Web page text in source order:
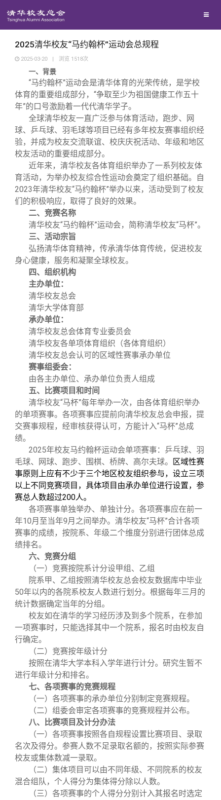
西南联大校友会
义工计划
新媒体平台
青春风采
校友讲坛
校友视界
信息化服务
实用信息
总会简介
总会章程
理事会名单
制度法规
联系我们
关闭
2025清华校友“马约翰杯”运动会总规程
2025-03-20 | 浏览 1518次
一、背景
“马约翰杯”运动会是清华体育的光荣传统，是学校
体育的重要组成部分，“争取至少为祖国健康工作五十
年”的口号激励着一代代清华学子。
全球清华校友一直广泛参与体育活动，跑步、网
球、乒乓球、羽毛球等项目已经有多年校友赛事组织经
验，并成为校友交流联谊、校庆庆祝活动、年级和地区
校友活动的重要组成部分。
近年来，清华校友各体育组织举办了一系列校友体
育活动，为举办校友综合性运动会奠定了组织基础。自
2023年清华校友“马约翰杯”举办以来，活动受到了校友
们的积极响应，取得了良好的效果。
二、竞赛名称
清华校友“马约翰杯”运动会，简称清华校友“马杯”。
三、活动宗旨
弘扬清华体育精神，传承清华体育传统，促进校友
身心健康，服务和凝聚全球校友。
四、组织机构
主办单位：
清华校友总会
清华大学体育部
承办单位：
清华校友总会体育专业委员会
清华校友各单项体育组织（各体育组织）
清华校友总会认可的区域性赛事承办单位
赛事组委会：
由各主办单位、承办单位负责人组成
五、比赛项目和时间
清华校友“马杯”每年举办一次，由各体育组织举办
的单项赛事。各项赛事应提前向清华校友总会申报，提
交赛事规程，经审核获得认可，方能计入“马杯”总成
绩。
2025年校友马约翰杯运动会单项赛事：乒乓球、羽
毛球、网球、跑步、围棋、桥牌、高尔夫球。
区域性赛
事原则上应有不少于三个地区校友组织参与，设立三项
以上不同竞赛项目，具体项目由承办单位进行设置，参
赛总人数超过200人。
各项赛事单独举办、单独计分。各项赛事应在前一
年10月至当年9月之间举办。清华校友“马杯”合计各项
赛事的成绩，按院系、年级二个维度分别进行团体总成
绩排名。
六、竞赛分组
（一）竞赛按院系计分设甲组、乙组
院系甲、乙组按照清华校友总会校友数据库中毕业
50年以内的各院系校友人数进行划分。根据每年三月的
统计数据确定当年的分组。
校友如在清华的学习经历涉及到多个院系，在参加
一项赛事时，只能选择其中一个院系，报名时由校友自
行确定。
（二）竞赛按年级计分
按照在清华大学本科入学年进行计分。研究生暂不
进行年级计分和排名。
七、各项赛事的竞赛规程
（一）各项赛事的承办单位分别制定竞赛规程。
（二）组委会审定各项赛事的竞赛规程并公布。
八、比赛项目及计分办法
（一）各项赛事按照各自规程设置比赛项目、录取
名次及得分。参赛人数不足录取名额的，按照实际参赛
校友或集体数减一录取。
（二）集体项目可以由不同年级、不同院系的校友
混合组队，个人得分为集体得分除以人数。
（三）各项赛事的个人得分分别计入其报名时选定